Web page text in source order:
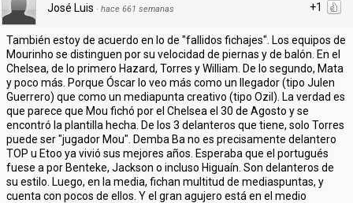
+1
José Luis · hace 661 semanas
También estoy de acuerdo en lo de "fallidos fichajes". Los equipos de
Mourinho se distinguen por su velocidad de piernas y de balón. En el
Chelsea, de lo primero Hazard, Torres y William. De lo segundo, Mata
y poco más. Porque Óscar lo veo más como un llegador (tipo Julen
Guerrero) que como un mediapunta creativo (tipo Ozil). La verdad es
que parece que Mou fichó por el Chelsea el 30 de Agosto y se
encontró la plantilla hecha. De los 3 delanteros que tiene, solo Torres
puede ser "jugador Mou". Demba Ba no es precisamente delantero
TOP u Etoo ya vivió sus mejores años. Esperaba que el portugués
fuese a por Benteke, Jackson o incluso Higuaín. Son delanteros de
su estilo. Luego, en la media, fichan multitud de mediaspuntas, y
cuenta con pocos de ellos. Y el gran agujero está en el medio